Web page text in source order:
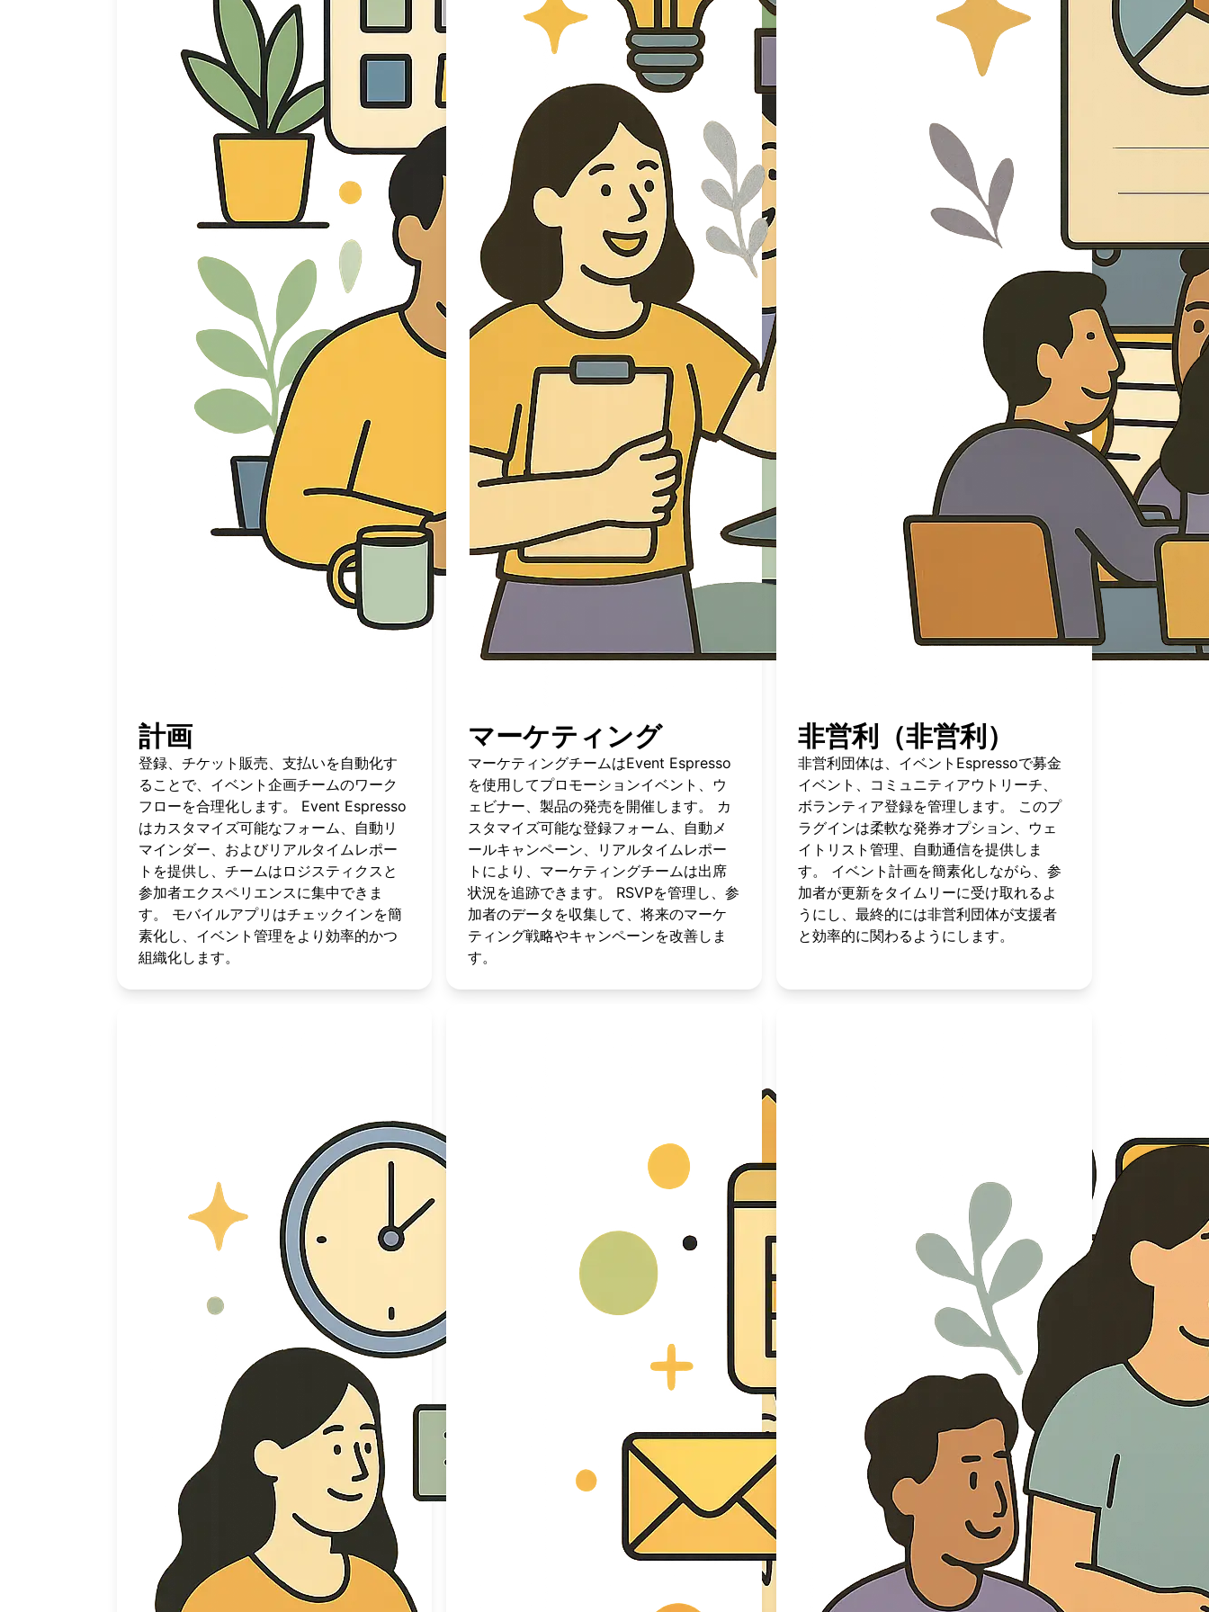
計画
登録、チケット販売、支払いを自動化す
ることで、イベント企画チームのワーク
フローを合理化します。 Event Espresso
はカスタマイズ可能なフォーム、自動リ
マインダー、およびリアルタイムレポー
トを提供し、チームはロジスティクスと
参加者エクスペリエンスに集中できま
す。 モバイルアプリはチェックインを簡
素化し、イベント管理をより効率的かつ
組織化します。
マーケティング
マーケティングチームはEvent Espresso
を使用してプロモーションイベント、ウ
ェビナー、製品の発売を開催します。 カ
スタマイズ可能な登録フォーム、自動メ
ールキャンペーン、リアルタイムレポー
トにより、マーケティングチームは出席
状況を追跡できます。 RSVPを管理し、参
加者のデータを収集して、将来のマーケ
ティング戦略やキャンペーンを改善しま
す。
非営利（非営利）
非営利団体は、イベントEspressoで募金
イベント、コミュニティアウトリーチ、
ボランティア登録を管理します。 このプ
ラグインは柔軟な発券オプション、ウェ
イトリスト管理、自動通信を提供しま
す。 イベント計画を簡素化しながら、参
加者が更新をタイムリーに受け取れるよ
うにし、最終的には非営利団体が支援者
と効率的に関わるようにします。